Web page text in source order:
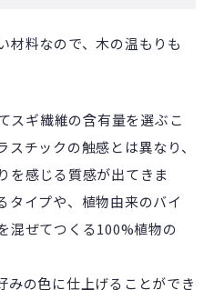
料なので、木の温もりも
スギ繊維の含有量を選ぶこ
チックの触感とは異なり、
を感じる質感が出てきま
タイプや、植物由来のバイ
混ぜてつくる100%植物の
みの色に仕上げることができ